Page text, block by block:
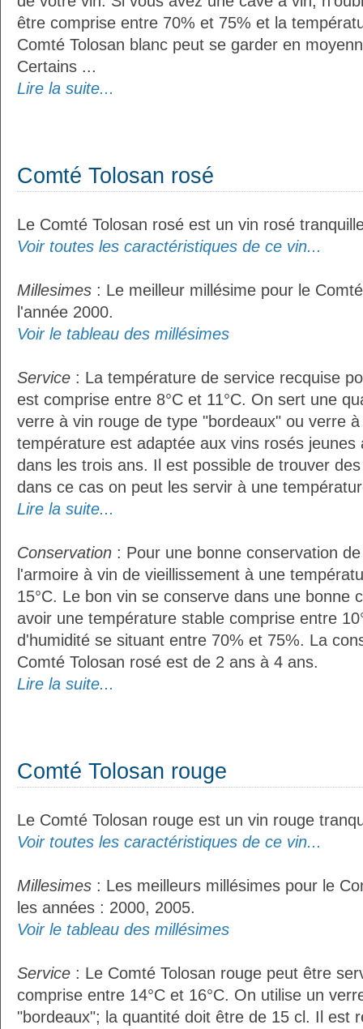
être comprise entre 70% et 75% et la
Comté Tolosan blanc peut se garder en
Certains ...
Lire la suite...
Comté Tolosan rosé
Le Comté Tolosan rosé est un vin rosé
Voir toutes les caractéristiques de ce vin...
Millesimes : Le meilleur millésime pour le
l'année 2000.
Voir le tableau des millésimes
Service : La température de service recquise
est comprise entre 8°C et 11°C. On sert une
verre à vin rouge de type "bordeaux" ou verre
température est adaptée aux vins rosés jeunes
dans les trois ans. Il est possible de trouver
dans ce cas on peut les servir à une
Lire la suite...
Conservation : Pour une bonne conservation
l'armoire à vin de vieillissement à une
15°C. Le bon vin se conserve dans une bonne
avoir une température stable comprise entre
d'humidité se situant entre 70% et 75%. La
Comté Tolosan rosé est de 2 ans à 4 ans.
Lire la suite...
Comté Tolosan rouge
Le Comté Tolosan rouge est un vin rouge
Voir toutes les caractéristiques de ce vin...
Millesimes : Les meilleurs millésimes pour le
les années : 2000, 2005.
Voir le tableau des millésimes
Service : Le Comté Tolosan rouge peut être
comprise entre 14°C et 16°C. On utilise un
"bordeaux"; la quantité doit être de 15 cl. Il est